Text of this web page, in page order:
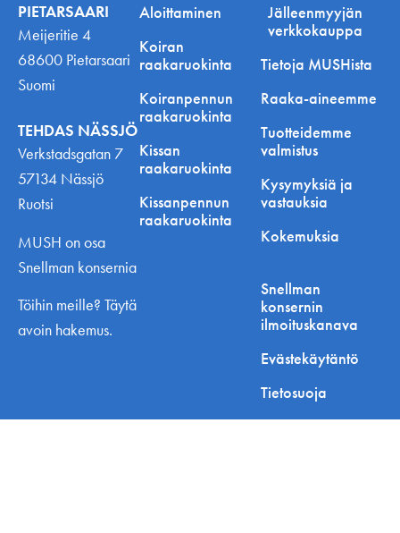
PIETARSAARI
Meijeritie 4
68600 Pietarsaari
Suomi
TEHDAS NÄSSJÖ
Verkstadsgatan 7
57134 Nässjö
Ruotsi
MUSH on osa
Snellman konsernia
Töihin meille? Täytä
avoin hakemus.
Aloittaminen
Koiran
raakaruokinta
Koiranpennun
raakaruokinta
Kissan
raakaruokinta
Kissanpennun
raakaruokinta
Jälleenmyyjän
verkkokauppa
Tietoja MUSHista
Raaka-aineemme
Tuotteidemme
valmistus
Kysymyksiä ja
vastauksia
Kokemuksia
Snellman
konsernin
ilmoituskanava
Evästekäytäntö
Tietosuoja